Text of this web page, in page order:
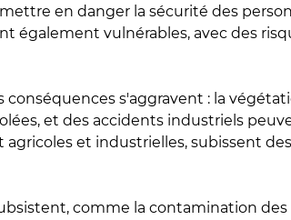
en danger la sécurité des
également vulnérables, avec des
s'aggravent : la
et des accidents industriels
et industrielles, subissent
comme la contamination des